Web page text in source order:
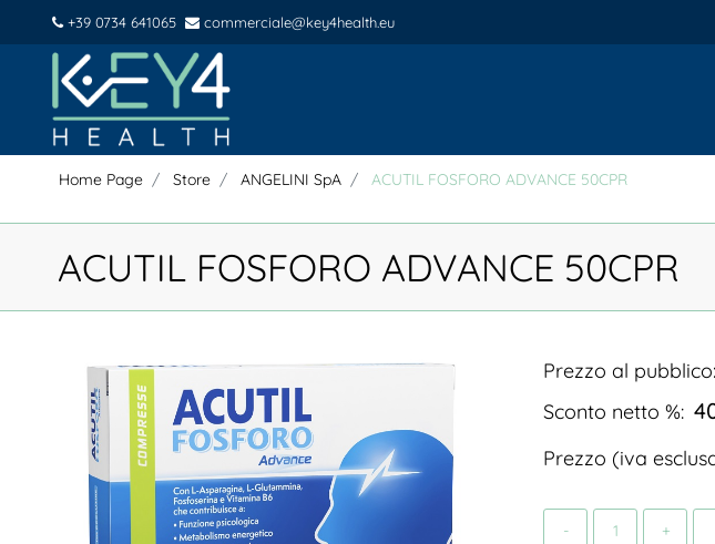
+39 0734 641065 commerciale@key4health.eu
Home Page Store ANGELINI SpA ACUTIL FOSFORO ADVANCE 50CPR
ACUTIL FOSFORO ADVANCE 50CPR
Prezzo al
Sconto netto %:
Prezzo (iva